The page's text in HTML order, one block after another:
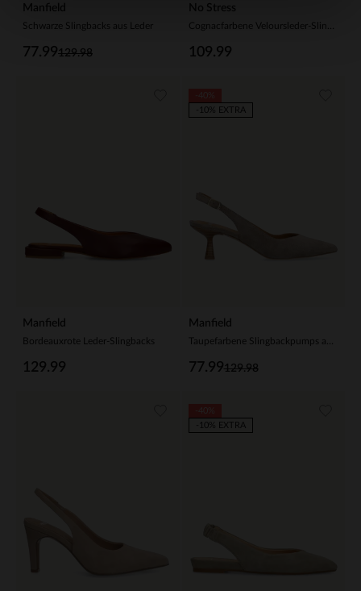
Manfield
Schwarze Slingbacks aus Leder
129.98
77.99
No Stress
109.99
Manfield
Bordeauxrote Leder-Slingbacks
129.99
Manfield
129.98
77.99
-10% EXTRA
-10% EXTRA